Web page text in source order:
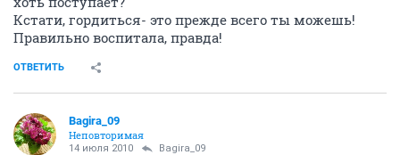
Кстати, гордиться- это прежде всего ты можешь!
Правильно воспитала, правда!
ОТВЕТИТЬ
Bagira_09
Неповторимая
14 июля 2010 Bagira_09